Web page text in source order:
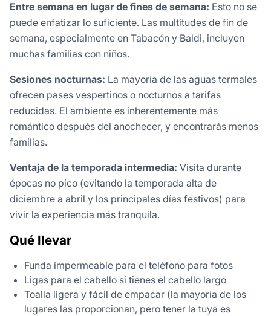
Entre semana en lugar de fines de semana: Esto no se
puede enfatizar lo suficiente. Las multitudes de fin de
semana, especialmente en Tabacón y Baldi, incluyen
muchas familias con niños.
Sesiones nocturnas: La mayoría de las aguas termales
ofrecen pases vespertinos o nocturnos a tarifas
reducidas. El ambiente es inherentemente más
romántico después del anochecer, y encontrarás menos
familias.
Ventaja de la temporada intermedia: Visita durante
épocas no pico (evitando la temporada alta de
diciembre a abril y los principales días festivos) para
vivir la experiencia más tranquila.
Qué llevar
Funda impermeable para el teléfono para fotos
Ligas para el cabello si tienes el cabello largo
Toalla ligera y fácil de empacar (la mayoría de los
lugares las proporcionan, pero tener la tuya es